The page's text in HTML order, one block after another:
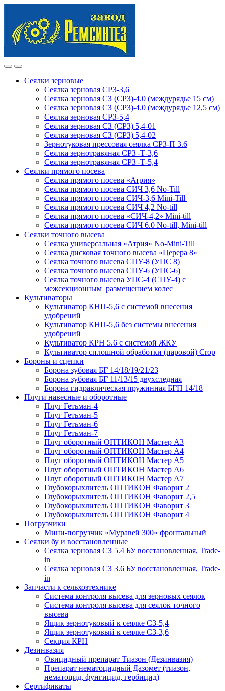
navigation
content
Сеялки зерновые
Сеялка зерновая СРЗ-3,6
Сеялка зерновая СЗ (СРЗ)-4.0 (междурядье 15 см)
Сеялка зерновая СЗ (СРЗ)-4.0 (междурядье 12,5 см)
Сеялка зерновая СРЗ-5,4
Сеялка зерновая СЗ (СРЗ) 5,4-01
Сеялка зерновая СЗ (СРЗ) 5,4-02
Зернотуковая прессовая сеялка СРЗ-П 3.6
Сеялка зернотравяная СРЗ -Т-3,6
Сеялка зернотравяная СРЗ -Т-5,4
Сеялки прямого посева
Сеялка прямого посева «Атрия»
Сеялка прямого посева СИЧ 3,6 No-Till
Сеялка прямого посева СИЧ-3,6 Mini-Till
Сеялка прямого посева СИЧ 4,2 No-till
Сеялка прямого посева «СИЧ-4,2» Mini-till
Сеялка прямого посева СИЧ 6.0 No-till, Mini-till
Сеялки точного высева
Сеялка универсальная «Атрия» No-Mini-Till
Сеялка дисковая точного высева «Церера 8»
Сеялка точного высева СПУ-8 (УПС 8)
Сеялка точного высева СПУ-6 (УПС-6)
Сеялка точного высева УПС-4 (СПУ-4) с
межсекционным размещением колес
Культиваторы
Культиватор КНП-5,6 с системой внесения
удобрений
Культиватор КНП-5,6 без системы внесения
удобрений
Культиватор КРН 5.6 с системой ЖКУ
Культиватор сплошной обработки (паровой) Crop
Бороны и сцепки
Борона зубовая БГ 14/18/19/21/23
Борона зубовая БГ 11/13/15 двухследная
Борона гидравлическая пружинная БГП 14/18
Плуги навесные и оборотные
Плуг Гетьман-4
Плуг Гетьман-5
Плуг Гетьман-6
Плуг Гетьман-7
Плуг оборотный ОПТИКОН Мастер А3
Плуг оборотный ОПТИКОН Мастер А4
Плуг оборотный ОПТИКОН Мастер А5
Плуг оборотный ОПТИКОН Мастер А6
Плуг оборотный ОПТИКОН Мастер А7
Глубокорыхлитель ОПТИКОН Фаворит 2
Глубокорыхлитель ОПТИКОН Фаворит 2,5
Глубокорыхлитель ОПТИКОН Фаворит 3
Глубокорыхлитель ОПТИКОН Фаворит 4
Погрузчики
Мини-погрузчик «Муравей 300» фронтальный
Сеялки бу и восстановленные
Сеялка зерновая СЗ 5.4 БУ восстановленная, Trade-
in
Сеялка зерновая СЗ 3.6 БУ восстановленная, Trade-
in
Запчасти к сельхозтехнике
Система контроля высева для зерновых сеялок
Система контроля высева для сеялок точного
высева
Ящик зернотуковый к сеялке СЗ-5,4
Ящик зернотуковый к сеялке СЗ-3,6
Секция КРН
Дезинвазия
Овицидный препарат Тиазон (Дезинвазия)
Препарат нематоцидный Дазомет (тиазон,
нематоцид, фунгицид, гербицид)
Сертификаты